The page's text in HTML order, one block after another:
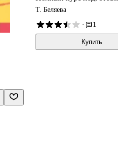
Т. Беляева
·
1
Купить